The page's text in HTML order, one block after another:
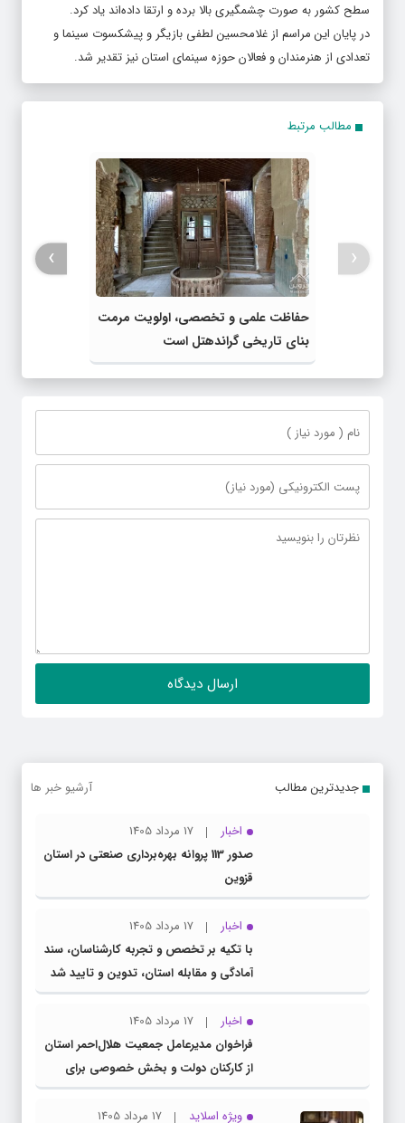
سطح کشور به صورت چشمگیری بالا برده و ارتقا داده‌اند یاد کرد.
در پایان این مراسم از غلامحسین لطفی بازیگر و پیشکسوت سینما و
تعدادی از هنرمندان و فعالان حوزه سینمای استان نیز تقدیر شد.
مطالب مرتبط
حفاظت علمی و تخصصی، اولویت مرمت
بنای تاریخی گراندهتل است
‹
›
جدیدترین مطالب آرشیو خبر ها
اخبار
17 مرداد 1405
صدور 113 پروانه بهره‌برداری صنعتی در استان
قزوین
اخبار
17 مرداد 1405
با تکیه بر تخصص و تجربه کارشناسان، سند
آمادگی و مقابله استان، تدوین و تایید شد
اخبار
17 مرداد 1405
فراخوان مدیرعامل جمعیت هلال‌احمر استان
از کارکنان دولت و بخش خصوصی برای
مشارکت در طرح ملی «سنا»
ویژه اسلاید
17 مرداد 1405